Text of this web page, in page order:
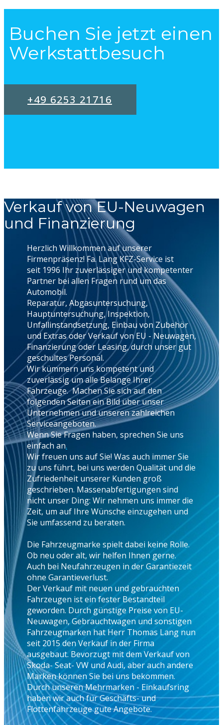
Buchen Sie jetzt einen
Werkstattbesuch
+49 6253 21716
Verkauf von EU-Neuwagen
und Finanzierung
Herzlich Willkommen auf unserer
Firmenpräsenz! Fa. Lang KFZ-Service ist
seit 1996 Ihr zuverlässiger und kompetenter
Partner bei allen Fragen rund um das
Automobil.
Reparatur, Abgasuntersuchung,
Hauptuntersuchung, Inspektion,
Unfallinstandsetzung, Einbau von Zubehör
und Extras oder Verkauf von EU - Neuwagen,
Finanzierung oder Leasing, durch unser gut
geschultes Personal.
Wir kümmern uns kompetent und
zuverlässig um alle Belange Ihrer
Fahrzeuge. Machen Sie sich auf den
folgenden Seiten ein Bild über unser
Unternehmen und unseren zahlreichen
Serviceangeboten.
Wenn Sie Fragen haben, sprechen Sie uns
einfach an.
Wir freuen uns auf Sie! Was auch immer Sie
zu uns führt, bei uns werden Qualität und die
Zufriedenheit unserer Kunden groß
geschrieben. Massenabfertigungen sind
nicht unser Ding: Wir nehmen uns immer die
Zeit, um auf Ihre Wünsche einzugehen und
Sie umfassend zu beraten.
Die Fahrzeugmarke spielt dabei keine Rolle.
Ob neu oder alt, wir helfen Ihnen gerne.
Auch bei Neufahrzeugen in der Garantiezeit
ohne Garantieverlust.
Der Verkauf mit neuen und gebrauchten
Fahrzeugen ist ein fester Bestandteil
geworden. Durch günstige Preise von EU-
Neuwagen, Gebrauchtwagen und sonstigen
Fahrzeugmarken hat Herr Thomas Lang nun
seit 2015 den Verkauf in der Firma
ausgebaut. Bevorzugt mit dem Verkauf von
Skoda- Seat- VW und Audi, aber auch andere
Marken können Sie bei uns bekommen.
Durch unseren Mehrmarken - Einkaufsring
haben wir auch für Geschäfts- und
Flottenfahrzeuge gute Angebote.